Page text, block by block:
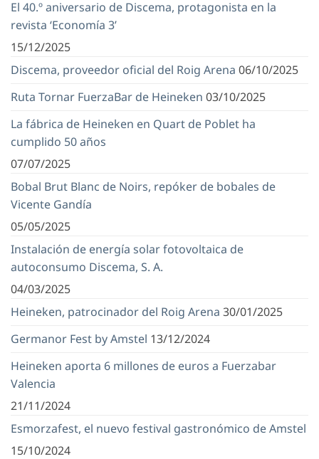
El 40.º aniversario de Discema, protagonista en la
revista ‘Economía 3’
15/12/2025
Discema, proveedor oficial del Roig Arena 06/10/2025
Ruta Tornar FuerzaBar de Heineken 03/10/2025
La fábrica de Heineken en Quart de Poblet ha
cumplido 50 años
07/07/2025
Bobal Brut Blanc de Noirs, repóker de bobales de
Vicente Gandía
05/05/2025
Instalación de energía solar fotovoltaica de
autoconsumo Discema, S. A.
04/03/2025
Heineken, patrocinador del Roig Arena 30/01/2025
Germanor Fest by Amstel 13/12/2024
Heineken aporta 6 millones de euros a Fuerzabar
Valencia
21/11/2024
Esmorzafest, el nuevo festival gastronómico de Amstel
15/10/2024